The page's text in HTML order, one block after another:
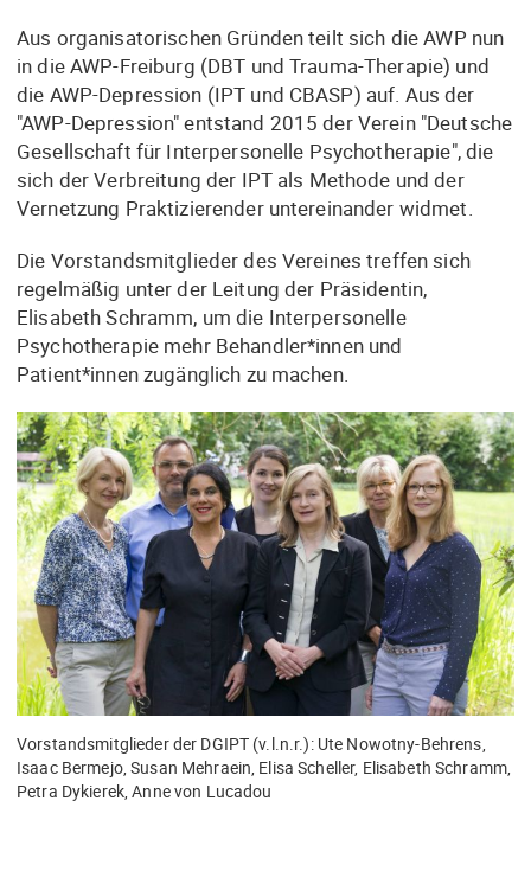
Aus organisatorischen Gründen teilt sich die AWP nun
in die AWP-Freiburg (DBT und Trauma-Therapie) und
die AWP-Depression (IPT und CBASP) auf. Aus der
"AWP-Depression" entstand 2015 der Verein "Deutsche
Gesellschaft für Interpersonelle Psychotherapie", die
sich der Verbreitung der IPT als Methode und der
Vernetzung Praktizierender untereinander widmet.
Die Vorstandsmitglieder des Vereines treffen sich
regelmäßig unter der Leitung der Präsidentin,
Elisabeth Schramm, um die Interpersonelle
Psychotherapie mehr Behandler*innen und
Patient*innen zugänglich zu machen.
Vorstandsmitglieder der DGIPT (v.l.n.r.): Ute Nowotny-Behrens,
Isaac Bermejo, Susan Mehraein, Elisa Scheller, Elisabeth Schramm,
Petra Dykierek, Anne von Lucadou